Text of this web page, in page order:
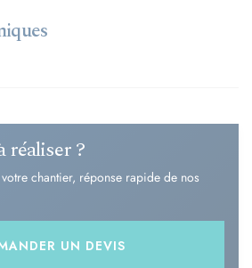
réaliser ?
chantier, réponse rapide de nos
UN DEVIS